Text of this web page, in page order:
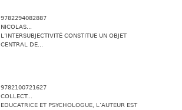
9782294082887
NICOLAS...
L’INTERSUBJECTIVITÉ CONSTITUE UN OBJET
CENTRAL DE...
9782100721627
COLLECT...
EDUCATRICE ET PSYCHOLOGUE, L’AUTEUR EST